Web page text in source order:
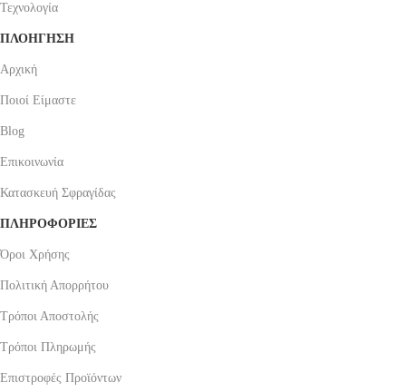
Τεχνολογία
ΠΛΟΗΓΗΣΗ
Αρχική
Ποιοί Είμαστε
Blog
Επικοινωνία
Κατασκευή Σφραγίδας
ΠΛΗΡΟΦΟΡΙΕΣ
Όροι Χρήσης
Πολιτική Απορρήτου
Τρόποι Αποστολής
Τρόποι Πληρωμής
Επιστροφές Προϊόντων